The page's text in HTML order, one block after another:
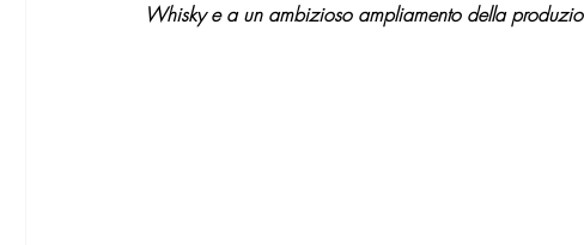
MilanoWorld Shopping Guide RomaWorld
Whisky e a un ambizioso ampliamento della